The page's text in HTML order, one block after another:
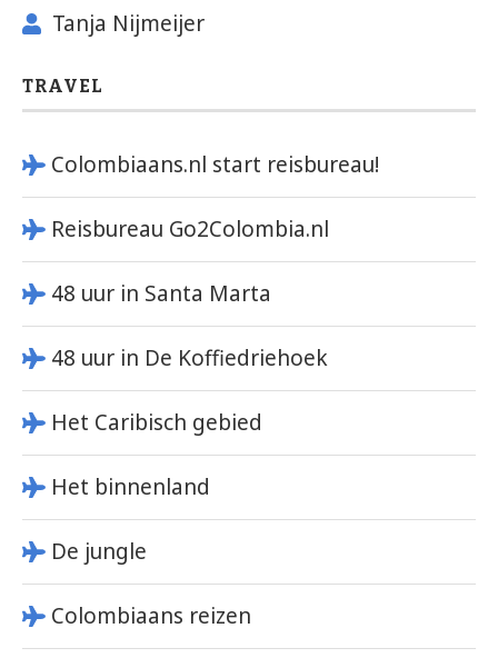
Tanja Nijmeijer
TRAVEL
Colombiaans.nl start reisbureau!
Reisbureau Go2Colombia.nl
48 uur in Santa Marta
48 uur in De Koffiedriehoek
Het Caribisch gebied
Het binnenland
De jungle
Colombiaans reizen